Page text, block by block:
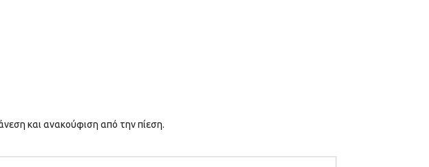
και ανακούφιση από την πίεση.